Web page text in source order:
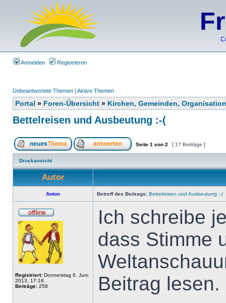
Anmelden Registrieren
Unbeantwortete Themen | Aktive Themen
Portal » Foren-Übersicht » Kirchen, Gemeinden,
Bettelreisen und Ausbeutung :-(
Seite 1 von 2 [ 17 Beiträge ]
Druckansicht
Autor
Anton Betreff des Beitrags: Bettelreisen und Ausbeutung :-(
Registriert: Donnerstag 6. Juni
2013, 17:16
Beiträge: 258
Ich schreibe
dass Stimme
Beitrag lesen.